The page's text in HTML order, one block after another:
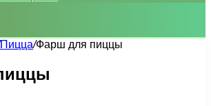
Пицца/Фарш для пиццы